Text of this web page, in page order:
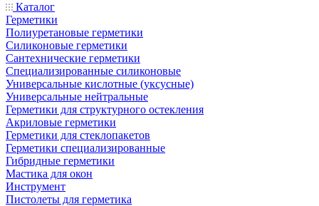
Каталог
Герметики
Полиуретановые герметики
Силиконовые герметики
Сантехнические герметики
Специализированные силиконовые
Универсальные кислотные (уксусные)
Универсальные нейтральные
Герметики для структурного остекления
Акриловые герметики
Герметики для стеклопакетов
Герметики специализированные
Гибридные герметики
Мастика для окон
Инструмент
Пистолеты для герметика